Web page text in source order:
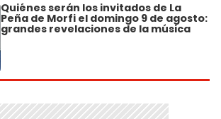
Quiénes serán los invitados de La
Peña de Morfi el domingo 9 de agosto:
grandes revelaciones de la música